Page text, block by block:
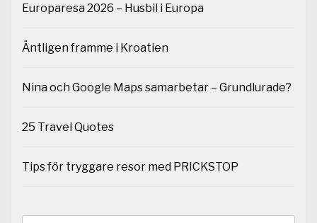
Europaresa 2026 – Husbil i Europa
Äntligen framme i Kroatien
Nina och Google Maps samarbetar – Grundlurade?
25 Travel Quotes
Tips för tryggare resor med PRICKSTOP